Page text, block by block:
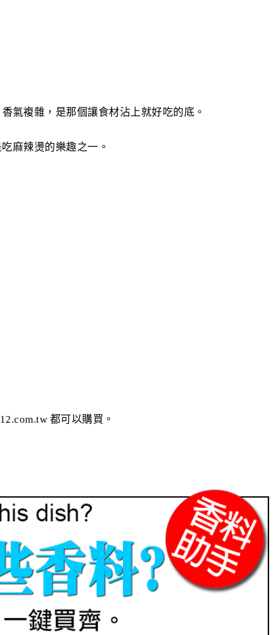
氣複雜，是那個讓食材沾上就好吃的底。
麻辣燙的樂趣之一。
都可以購買。